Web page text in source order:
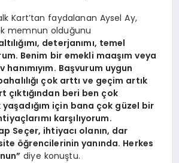
Kart’tan faydalanan Aysel Ay,
memnun olduğunu
deterjanımı, temel
Benim bir emekli maaşım veya
hanımıyım. Başvurum uygun
çok arttı ve geçim artık
çıktığından beri ben çok
yaşadığım için bana çok güzel bir
karşılıyorum.
Seçer, ihtiyacı olanın, dar
öğrencilerinin yanında. Herkes
diye konuştu.